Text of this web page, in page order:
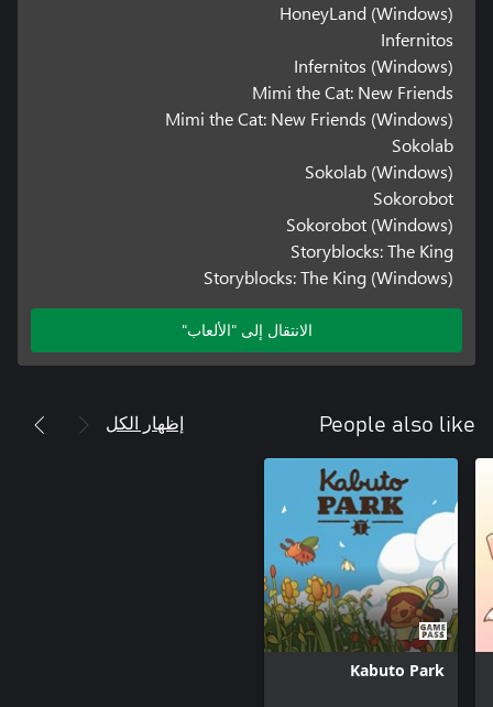
HoneyLand (Windows)
Infernitos
Infernitos (Windows)
Mimi the Cat: New Friends
Mimi the Cat: New Friends (Windows)
Sokolab
Sokolab (Windows)
Sokorobot
Sokorobot (Windows)
Storyblocks: The King
Storyblocks: The King (Windows)
الانتقال إلى "الألعاب"
People also like إظهار الكل
Kabuto Park